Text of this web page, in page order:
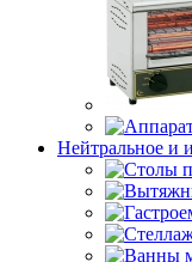
Нейтральное и